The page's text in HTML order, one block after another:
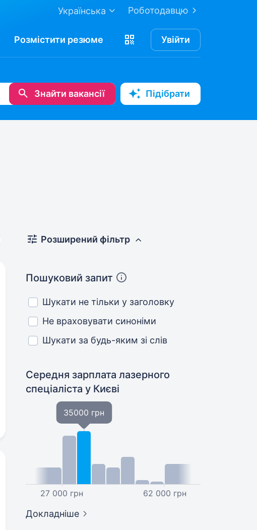
Роботодавцю
Українська
Розмістити резюме Увійти
Знайти вакансії Підібрати
Розширений фільтр
Пошуковий запит
Шукати не тільки у заголовку
Не враховувати синоніми
Шукати за будь-яким зі слів
Середня зарплата лазерного
спеціалістау Києві
27 000 грн
35000 грн
62 000 грн
Докладніше